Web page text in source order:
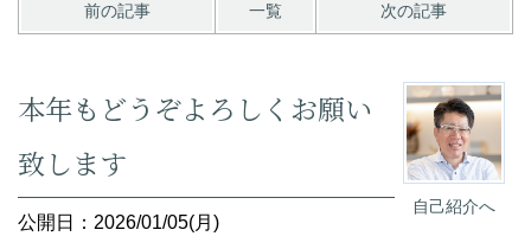
前の記事 一覧 次の記事
自己紹介へ
本年もどうぞよろしくお願い
致します
公開日：2026/01/05(月)